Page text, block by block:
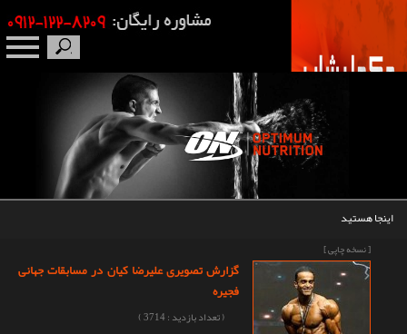
محصولات
اینجا هستید
[ نسخه چاپی ]
گزارش تصویری علیرضا کیان در مسابقات جهانی
فجیره
( تعداد بازدید : 3714 )